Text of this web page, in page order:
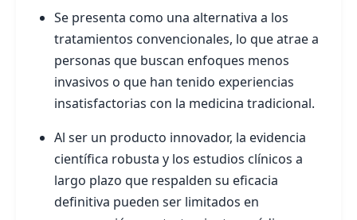
Se presenta como una alternativa a los
tratamientos convencionales, lo que atrae a
personas que buscan enfoques menos
invasivos o que han tenido experiencias
insatisfactorias con la medicina tradicional.
Al ser un producto innovador, la evidencia
científica robusta y los estudios clínicos a
largo plazo que respalden su eficacia
definitiva pueden ser limitados en